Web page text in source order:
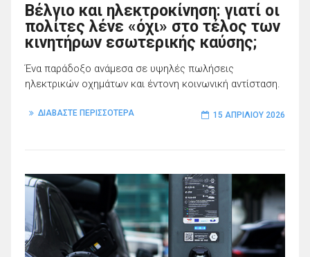
Βέλγιο και ηλεκτροκίνηση: γιατί οι
πολίτες λένε «όχι» στο τέλος των
κινητήρων εσωτερικής καύσης;
Ένα παράδοξο ανάμεσα σε υψηλές πωλήσεις
ηλεκτρικών οχημάτων και έντονη κοινωνική αντίσταση.
ΔΙΑΒΑΣΤΕ ΠΕΡΙΣΣΟΤΕΡΑ 15 ΑΠΡΙΛΊΟΥ 2026